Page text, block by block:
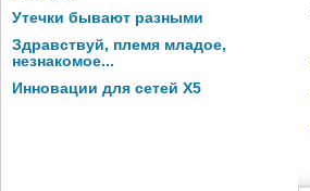
Утечки бывают разными
Здравствуй, племя младое,
незнакомое...
Инновации для сетей X5